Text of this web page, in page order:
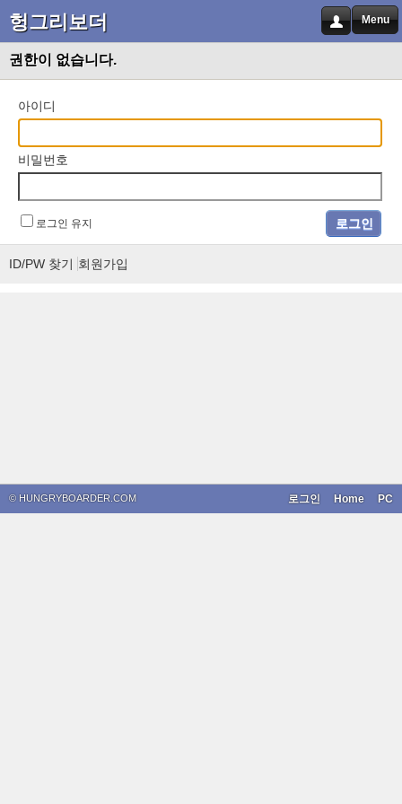
헝그리보더 Menu
권한이 없습니다.
아이디
비밀번호
로그인 유지
ID/PW 찾기 회원가입
© HUNGRYBOARDER.COM PC
Home
로그인